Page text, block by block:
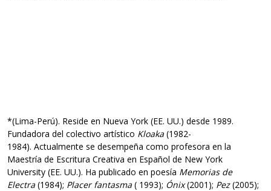
*(Lima-Perú). Reside en Nueva York (EE. UU.) desde 1989.
Fundadora del colectivo artístico Kloaka (1982-
1984). Actualmente se desempeña como profesora en la
Maestría de Escritura Creativa en Español de New York
University (EE. UU.). Ha publicado en poesía Memorias de
Electra (1984); Placer fantasma ( 1993); Ónix(2001); Pez(2005);